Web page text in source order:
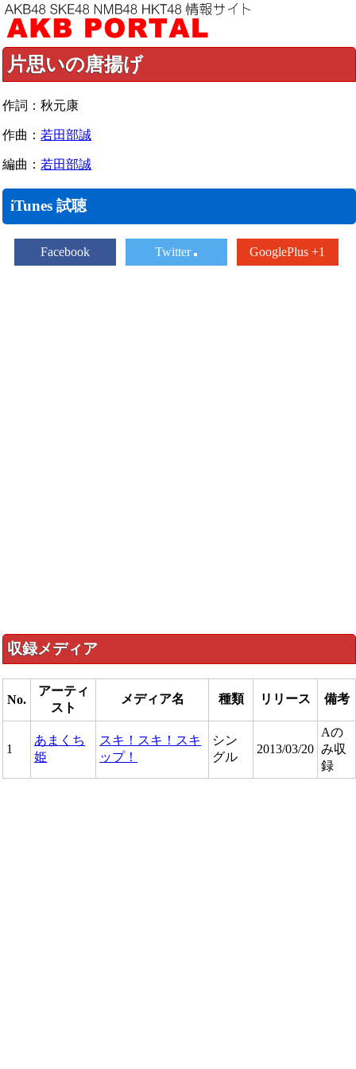
片思いの唐揚げ
作詞：秋元康
作曲： 若田部誠
編曲： 若田部誠
iTunes 試聴
Facebook Twitter GooglePlus +1
収録メディア
No.
アーティ
スト
メディア名 種類 リリース 備考
1
あまくち
姫
スキ！スキ！スキ
ップ！
シン
グル
2013/03/20
Aの
み収
録